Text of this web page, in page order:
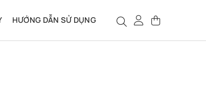
HƯỚNG DẪN SỬ DỤNG